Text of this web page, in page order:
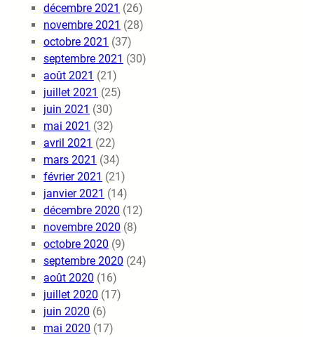
décembre 2021 (26)
novembre 2021 (28)
octobre 2021 (37)
septembre 2021 (30)
août 2021 (21)
juillet 2021 (25)
juin 2021 (30)
mai 2021 (32)
avril 2021 (22)
mars 2021 (34)
février 2021 (21)
janvier 2021 (14)
décembre 2020 (12)
novembre 2020 (8)
octobre 2020 (9)
septembre 2020 (24)
août 2020 (16)
juillet 2020 (17)
juin 2020 (6)
mai 2020 (17)